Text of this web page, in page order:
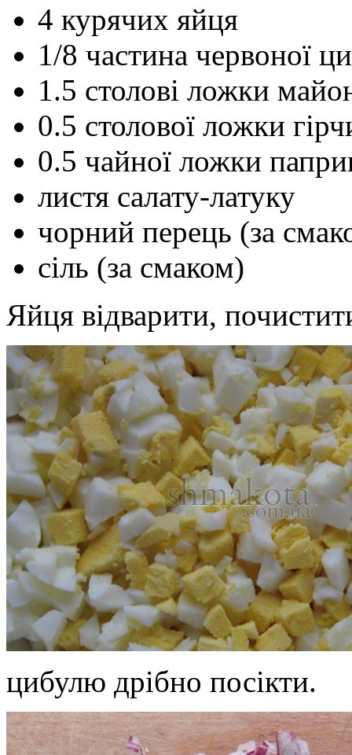
4 курячих яйця
1/8 частина червоної
1.5 столові ложки
0.5 столової ложки
0.5 чайної ложки
листя салату-латуку
чорний перець (за
сіль (за смаком)
Яйця відварити,
цибулю дрібно посікти.